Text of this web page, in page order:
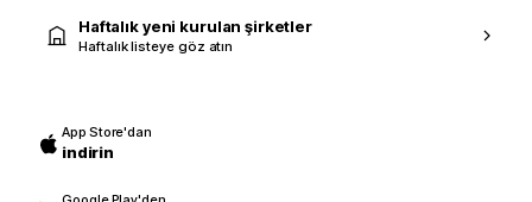
Haftalık yeni kurulan şirketler
Haftalık listeye göz atın
App Store'dan
indirin